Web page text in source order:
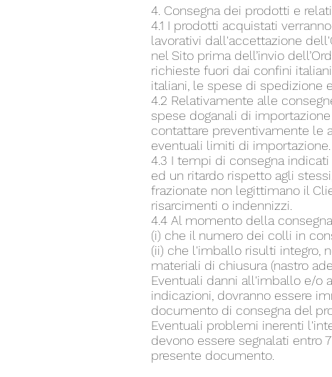
4. Consegna dei prodotti e
4.1 I prodotti acquistati
lavorativi dall'accettazione
nel Sito prima dell’invio
richieste fuori dai confini
italiani, le spese di spedizione
4.2 Relativamente alle
spese doganali di
contattare preventivamente le
eventuali limiti di importazione.
4.3 I tempi di consegna
ed un ritardo rispetto agli
frazionate non legittimano il
risarcimenti o indennizzi.
4.4 Al momento della
(i) che il numero dei colli in
(ii) che l'imballo risulti integro,
materiali di chiusura (nastro
Eventuali danni all'imballo e/o
indicazioni, dovranno essere
documento di consegna del
Eventuali problemi inerenti
devono essere segnalati entro
presente documento.